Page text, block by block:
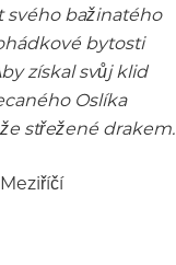
svého bažinatého
bytosti
získal svůj klid
Oslíka
střežené drakem.